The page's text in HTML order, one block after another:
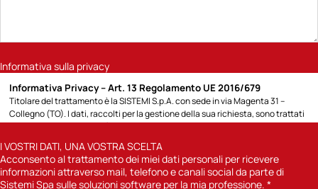
Informativa sulla privacy
Informativa Privacy – Art. 13 Regolamento UE 2016/679
Titolare del trattamento è la SISTEMI S.p.A. con sede in via Magenta 31 –
Collegno (TO). I dati, raccolti per la gestione della sua richiesta, sono trattati
per la seguente finalità: 1) rispondere alla richiesta di informazioni sui prodotti
contattarla attraverso modalità tradizionali (posta cartacea, chiamate
telefoniche con operatore) o automatizzate (e-mail, sms); 2) previa
acquisizione del suo consenso, inviarle comunicazioni informative sulle
I VOSTRI DATI, UNA VOSTRA SCELTA
Acconsento al trattamento dei miei dati personali per ricevere
informazioni attraverso mail, telefono e canali social da parte di
Sistemi Spa sulle soluzioni software per la mia professione. *